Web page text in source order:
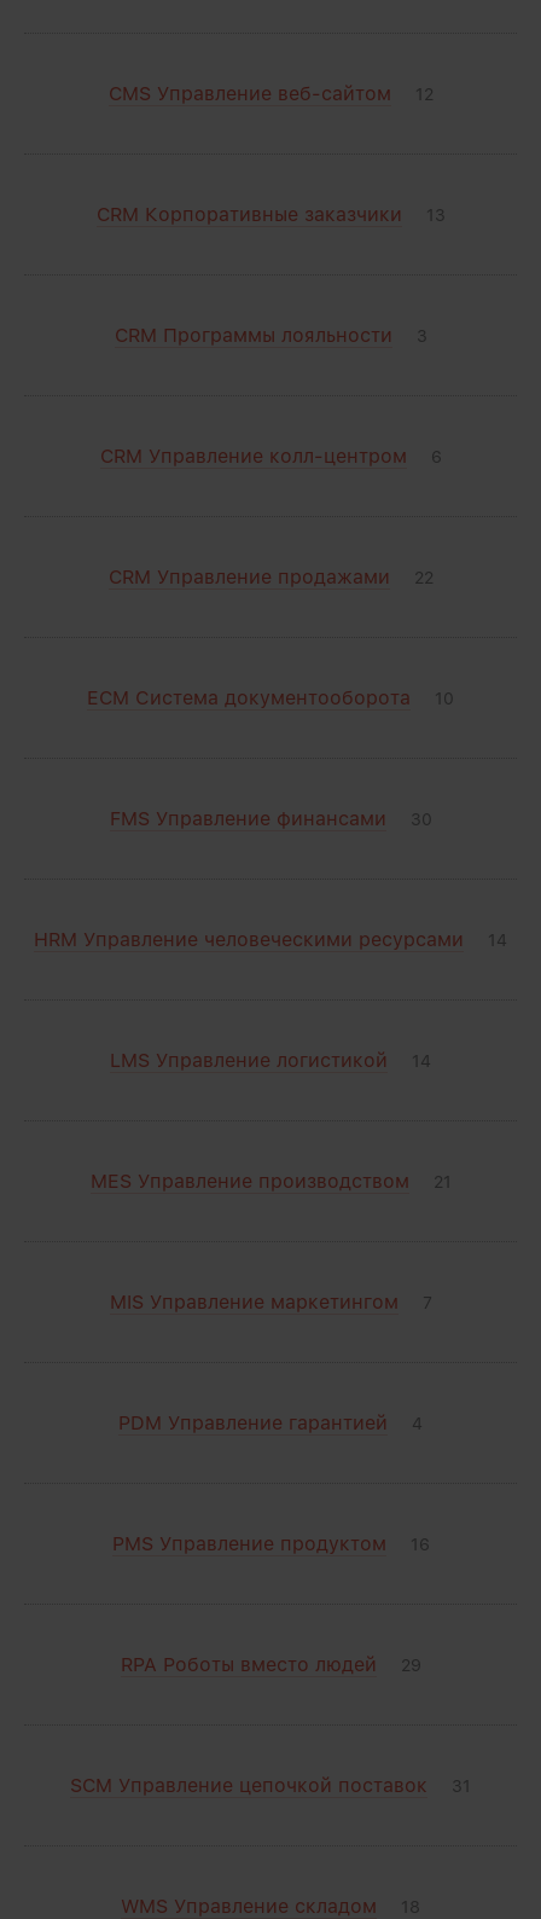
CMS Управление веб-сайтом 12
CRM Корпоративные заказчики 13
CRM Программы лояльности 3
CRM Управление колл-центром 6
CRM Управление продажами 22
ECM Система документооборота 10
FMS Управление финансами 30
HRM Управление человеческими ресурсами 14
LMS Управление логистикой 14
MES Управление производством 21
MIS Управление маркетингом 7
PDM Управление гарантией 4
PMS Управление продуктом 16
RPA Роботы вместо людей 29
SCM Управление цепочкой поставок 31
WMS Управление складом 18